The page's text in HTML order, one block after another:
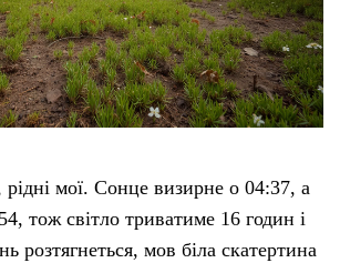
мої. Сонце визирне о 04:37, а
тож світло триватиме 16 годин і
розтягнеться, мов біла скатертина